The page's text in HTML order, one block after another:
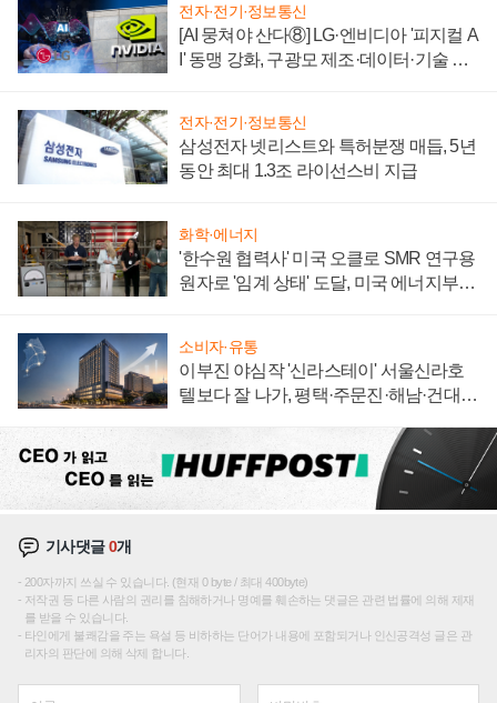
전자·전기·정보통신
[AI 뭉쳐야 산다⑧] LG·엔비디아 '피지컬 A
I' 동맹 강화, 구광모 제조·데이터·기술 결
전자·전기·정보통신
삼성전자 넷리스트와 특허분쟁 매듭, 5년
동안 최대 1.3조 라이선스비 지급
화학·에너지
'한수원 협력사' 미국 오클로 SMR 연구용
원자로 '임계 상태' 도달, 미국 에너지부
소비자·유통
이부진 야심작 '신라스테이' 서울신라호
텔보다 잘 나가, 평택·주문진·해남·건대로
기사댓글0개
200자까지 쓰실 수 있습니다. (현재 0 byte / 최대 400byte)
저작권 등 다른 사람의 권리를 침해하거나 명예를 훼손하는 댓글은 관련 법률에 의해 제재
를 받을 수 있습니다.
타인에게 불쾌감을 주는 욕설 등 비하하는 단어가 내용에 포함되거나 인신공격성 글은 관
리자의 판단에 의해 삭제 합니다.